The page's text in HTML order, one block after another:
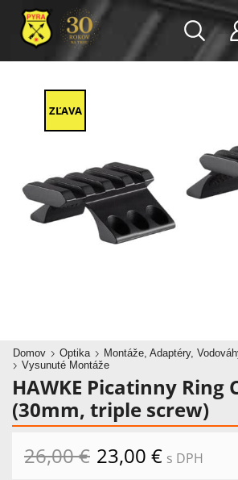
ZĽAVA
Domov Optika Montáže, Adaptéry,
Vysunuté Montáže
HAWKE Picatinny Ring
(30mm, triple screw)
26,00€ Pôvodná
cena
23,00 €Aktuálna
cena
s DPH